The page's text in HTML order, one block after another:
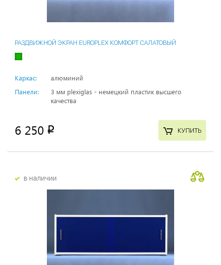
РАЗДВИЖНОЙ ЭКРАН EUROPLEX КОМФОРТ САЛАТОВЫЙ
Каркас:
алюминий
Панели:
3 мм plexiglas - немецкий пластик высшего
качества
6 250 p КУПИТЬ
в наличии